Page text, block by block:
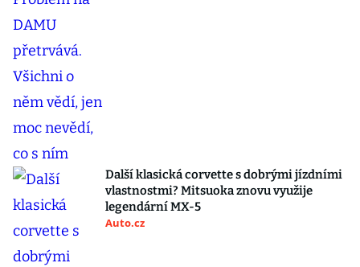
Další klasická corvette s dobrými jízdními
vlastnostmi? Mitsuoka znovu využije
legendární MX-5
Auto.cz